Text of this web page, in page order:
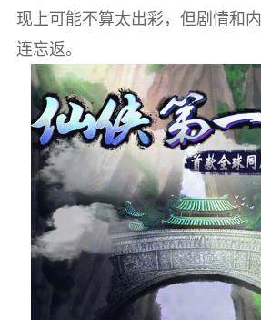
现上可能不算太出彩，但剧情和
连忘返。